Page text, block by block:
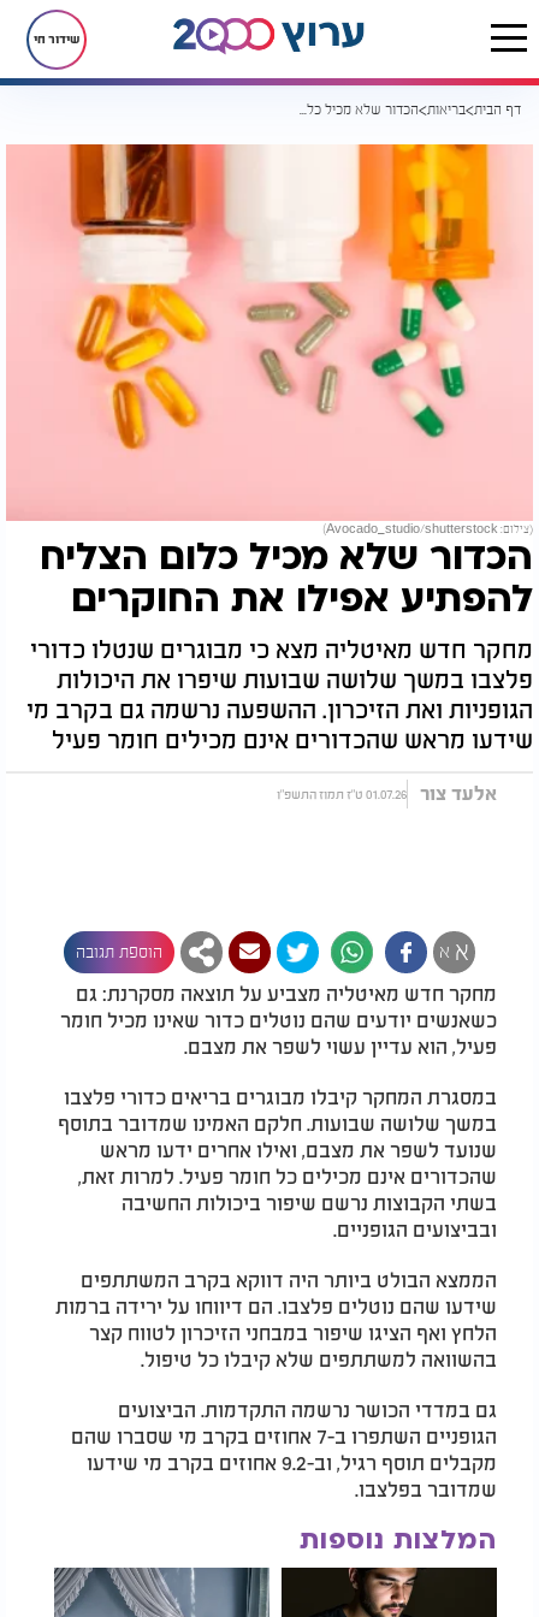
שידור חי
דף הבית בריאות הכדור שלא מכיל כלום הצליח להפתיע אפילו את החוקרים
(צילום: Avocado_studio/shutterstock)
הכדור שלא מכיל כלום הצליח
להפתיע אפילו את החוקרים
מחקר חדש מאיטליה מצא כי מבוגרים שנטלו כדורי
פלצבו במשך שלושה שבועות שיפרו את היכולות
הגופניות ואת הזיכרון. ההשפעה נרשמה גם בקרב מי
שידעו מראש שהכדורים אינם מכילים חומר פעיל
אלעד צור 01.07.26 ט"ז תמוז התשפ"ו
א א הוספת תגובה
מחקר חדש מאיטליה מצביע על תוצאה מסקרנת: גם
כשאנשים יודעים שהם נוטלים כדור שאינו מכיל חומר
פעיל, הוא עדיין עשוי לשפר את מצבם.
במסגרת המחקר קיבלו מבוגרים בריאים כדורי פלצבו
במשך שלושה שבועות. חלקם האמינו שמדובר בתוסף
שנועד לשפר את מצבם, ואילו אחרים ידעו מראש
שהכדורים אינם מכילים כל חומר פעיל. למרות זאת,
בשתי הקבוצות נרשם שיפור ביכולות החשיבה
ובביצועים הגופניים.
הממצא הבולט ביותר היה דווקא בקרב המשתתפים
שידעו שהם נוטלים פלצבו. הם דיווחו על ירידה ברמות
הלחץ ואף הציגו שיפור במבחני הזיכרון לטווח קצר
בהשוואה למשתתפים שלא קיבלו כל טיפול.
גם במדדי הכושר נרשמה התקדמות. הביצועים
הגופניים השתפרו ב-7 אחוזים בקרב מי שסברו שהם
מקבלים תוסף רגיל, וב-9.2 אחוזים בקרב מי שידעו
שמדובר בפלצבו.
המלצות נוספות